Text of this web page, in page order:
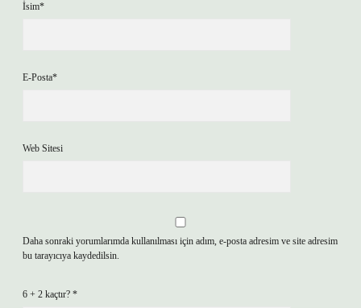
İsim*
E-Posta*
Web Sitesi
Daha sonraki yorumlarımda kullanılması için adım, e-posta adresim ve site adresim
bu tarayıcıya kaydedilsin.
6 + 2 kaçtır? *